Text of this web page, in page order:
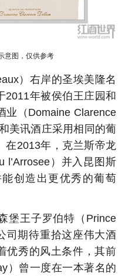
意图，仅供参考
）右岸的圣埃美隆名
2011年被侯伯王庄园和
业（Domaine Clarence
美讯酒庄采用相同的葡
在2013年，克兰斯帝龙
l’Arrosee）并入昆图斯
创造出更优秀的葡萄
堡王子罗伯特（Prince
司期待重拾这座伟大酒
优秀的风土条件，其前
）曾一度在一本著名的